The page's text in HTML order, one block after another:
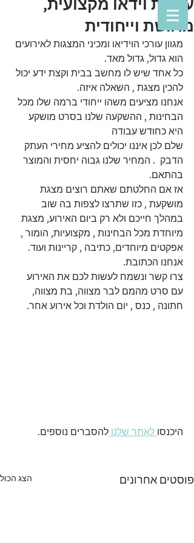
עריכת וידאו מקצועית,
מרגשת וייחודית
מגוון עורכי הוידיאו ומכיני המצגות לאירועים
הוא גדול, גדול מאד.
כל אחד שיש לו מחשב בבית וקצת ידע יכול
להכין מצגת , השאלה איזה.
אנחנו מציעים משהו ייחודי ברמה שלו מכל
הבחינות , ההשקעה שלנו בסרט מושקע
היא כחודש עבודה
שלם לכן איננו יכולים להציע מחירי העתק
הדבק  . המחיר שלנו גבוה יחסית והמוצר
בהתאם.
אז אם החלטתם שאתם רוצים מצגת
מושקעת , כזו שתרצו לצפות בה שוב
במהלך חייכם ולא רק ביום האירוע, מצגת
מיוחדת מכל הבחינות , מקצועיות, הומור ,
אפקטים מיוחדים, כתיבה , קריינות ועוד.
אנחנו הכתובת.
צרו קשר ונשמח לעשות לכם את האירוע
עם סרט מהמם לבר מצווה, בת מצווה,
חתונה , כנס , יום הולדת וכל אירוע אחר.
היכנסו לאתר שלנו להסברים נוספים.
פוסטים אחרונים הצג הכול